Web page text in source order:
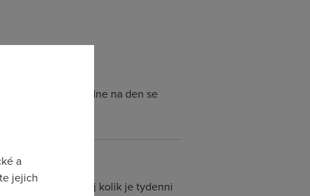
co to je, když ze dne na den se
litas ve fupu hadej kolik je tydenni
a
jejich